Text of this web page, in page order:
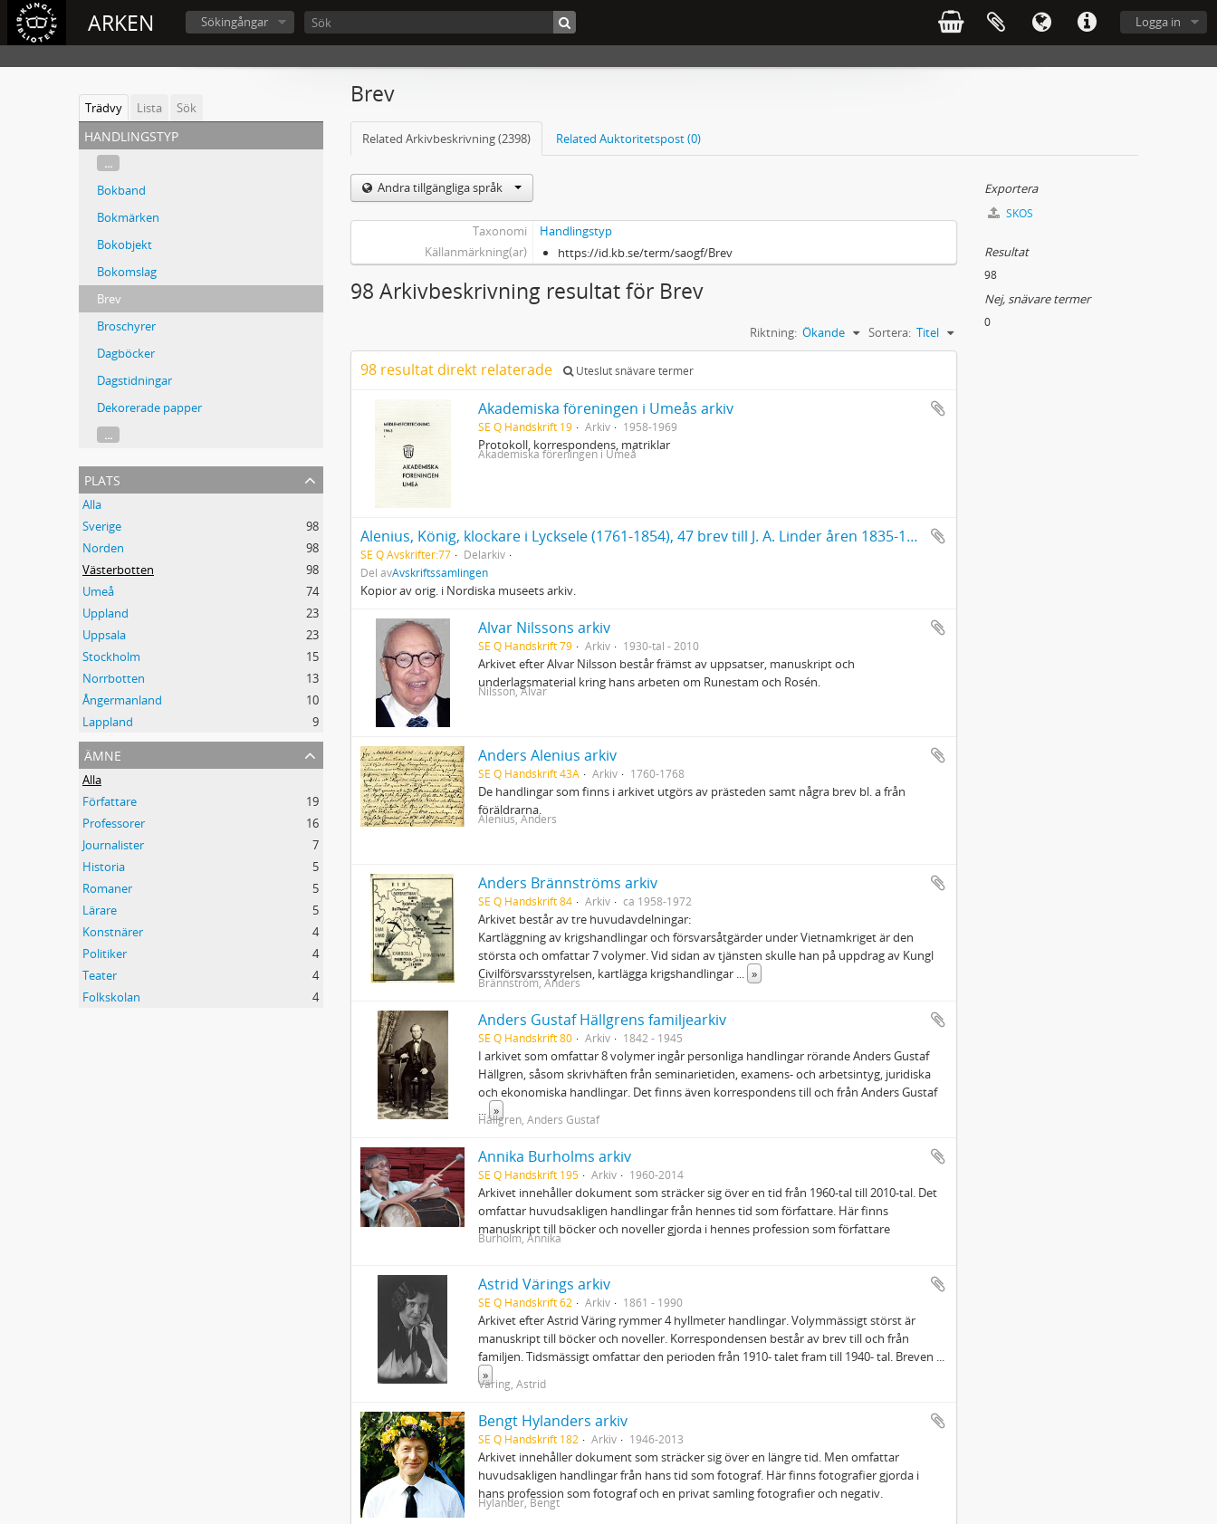
ARKEN Logga in
Sökingångar
Trädvy Lista Sök
handlingstyp
...
Bokband
Bokmärken
Bokobjekt
Bokomslag
Brev
Broschyrer
Dagböcker
Dagstidningar
Dekorerade papper
...
plats
Alla
Sverige
98
Norden
98
Västerbotten
98
Umeå
74
Uppland
23
Uppsala
23
Stockholm
15
Norrbotten
13
Ångermanland
10
Lappland
9
ämne
Alla
Författare
19
Professorer
16
Journalister
7
Historia
5
Romaner
5
Lärare
5
Konstnärer
4
Politiker
4
Teater
4
Folkskolan
4
Brev
Related Arkivbeskrivning (2398) Related Auktoritetspost (0)
Andra tillgängliga språk
Taxonomi
Handlingstyp
Källanmärkning(ar)
https://id.kb.se/term/saogf/Brev
98 Arkivbeskrivning resultat för Brev
Sortera: Titel
Riktning: Ökande
98 resultat direkt relaterade Uteslut snävare termer
Akademiska föreningen i Umeås arkiv
SE Q Handskrift 19 Arkiv 1958-1969
Protokoll, korrespondens, matriklar
Akademiska föreningen i Umeå
Alenius, König, klockare i Lycksele (1761-1854), 47 brev till J. A. Linder åren 1835-1854
SE Q Avskrifter:77
Delarkiv
Del avAvskriftssamlingen
Kopior av orig. i Nordiska museets arkiv.
Alvar Nilssons arkiv
SE Q Handskrift 79 Arkiv 1930-tal - 2010
Arkivet efter Alvar Nilsson består främst av uppsatser, manuskript och
underlagsmaterial kring hans arbeten om Runestam och Rosén.
Nilsson, Alvar
Anders Alenius arkiv
SE Q Handskrift 43A Arkiv 1760-1768
De handlingar som finns i arkivet utgörs av prästeden samt några brev bl. a från
föräldrarna.
Alenius, Anders
Anders Brännströms arkiv
SE Q Handskrift 84 Arkiv ca 1958-1972
Arkivet består av tre huvudavdelningar:
Kartläggning av krigshandlingar och försvarsåtgärder under Vietnamkriget är den
största och omfattar 7 volymer. Vid sidan av tjänsten skulle han på uppdrag av Kungl
Civilförsvarsstyrelsen, kartlägga krigshandlingar ... »
Brännström, Anders
Anders Gustaf Hällgrens familjearkiv
SE Q Handskrift 80 Arkiv 1842 - 1945
I arkivet som omfattar 8 volymer ingår personliga handlingar rörande Anders Gustaf
Hällgren, såsom skrivhäften från seminarietiden, examens- och arbetsintyg, juridiska
och ekonomiska handlingar. Det finns även korrespondens till och från Anders Gustaf
... »
Hällgren, Anders Gustaf
Annika Burholms arkiv
SE Q Handskrift 195 Arkiv 1960-2014
Arkivet innehåller dokument som sträcker sig över en tid från 1960-tal till 2010-tal. Det
omfattar huvudsakligen handlingar från hennes tid som författare. Här finns
manuskript till böcker och noveller gjorda i hennes profession som författare
Burholm, Annika
Astrid Värings arkiv
SE Q Handskrift 62 Arkiv 1861 - 1990
Arkivet efter Astrid Väring rymmer 4 hyllmeter handlingar. Volymmässigt störst är
manuskript till böcker och noveller. Korrespondensen består av brev till och från
familjen. Tidsmässigt omfattar den perioden från 1910- talet fram till 1940- tal. Breven ...
»
Väring, Astrid
Bengt Hylanders arkiv
SE Q Handskrift 182 Arkiv 1946-2013
Arkivet innehåller dokument som sträcker sig över en längre tid. Men omfattar
huvudsakligen handlingar från hans tid som fotograf. Här finns fotografier gjorda i
hans profession som fotograf och en privat samling fotografier och negativ.
Hylander, Bengt
Exportera
SKOS
Resultat
98
Nej, snävare termer
0